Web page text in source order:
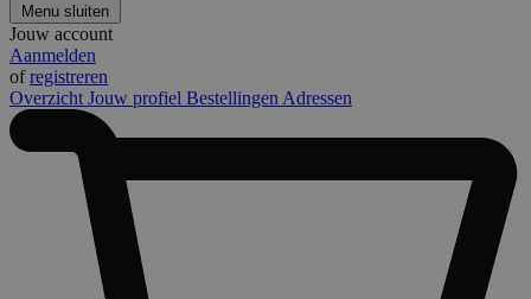
Menu sluiten
Jouw account
Aanmelden
ofregistreren
Overzicht Jouw profiel Bestellingen Adressen